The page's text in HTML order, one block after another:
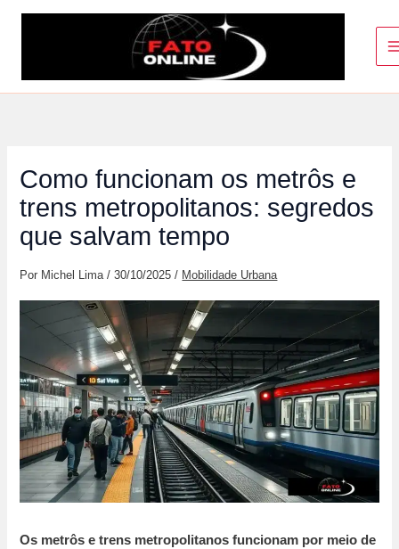
conteúdo
Como funcionam os metrôs e
trens metropolitanos: segredos
que salvam tempo
Por Michel Lima/30/10/2025/ Mobilidade Urbana
Os metrôs e trens metropolitanos funcionam por meio de